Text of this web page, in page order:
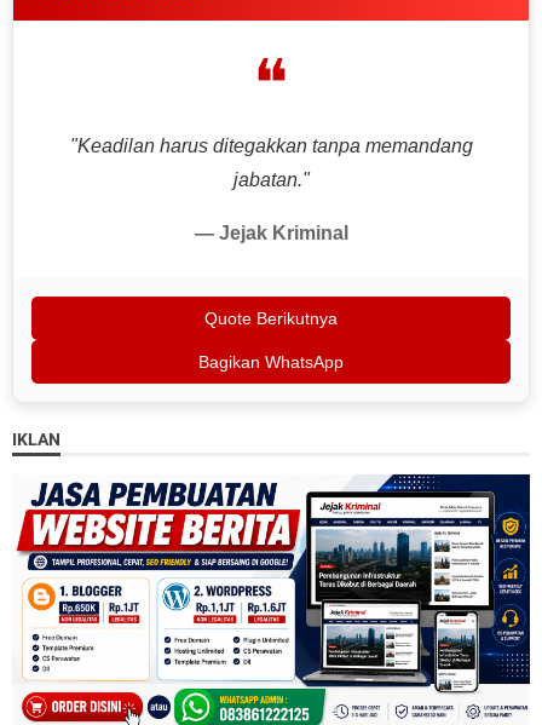
❝
"Keadilan harus ditegakkan tanpa memandang
jabatan."
— Jejak Kriminal
Quote Berikutnya
Bagikan WhatsApp
IKLAN